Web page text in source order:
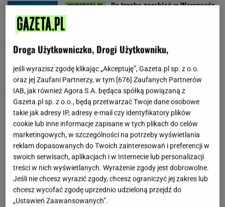
Ile trzeba zarabiać w Warszawie
na godne życie? Czytelnicy podają kwoty
Będzie wielki hit z udziałem Osaki w Toronto!
Oto ostatnie ćwierćfinalistki
Jeden z najbardziej poszukiwanych ludzi na
świecie już w areszcie
Droga Użytkowniczko, Drogi Użytkowniku,
jeśli wyrazisz zgodę klikając „Akceptuję”, Gazeta.pl sp. z o.o.
oraz jej Zaufani Partnerzy, w tym [676] Zaufanych Partnerów
IAB, jak również Agora S.A. będąca spółką powiązaną z
Gazeta.pl sp. z o.o., będą przetwarzać Twoje dane osobowe
takie jak adresy IP, adresy e-mail czy identyfikatory plików
cookie lub inne informacje zapisane w tych plikach do celów
marketingowych, w szczególności na potrzeby wyświetlania
reklam dopasowanych do Twoich zainteresowań i preferencji w
swoich serwisach, aplikacjach i w Internecie lub personalizacji
treści w nich wyświetlanych. Wyrażenie zgody jest dobrowolne.
Jeśli nie chcesz wyrazić zgody, chcesz ograniczyć jej zakres lub
chcesz wycofać zgodę uprzednio udzieloną przejdź do
„Ustawień Zaawansowanych”.